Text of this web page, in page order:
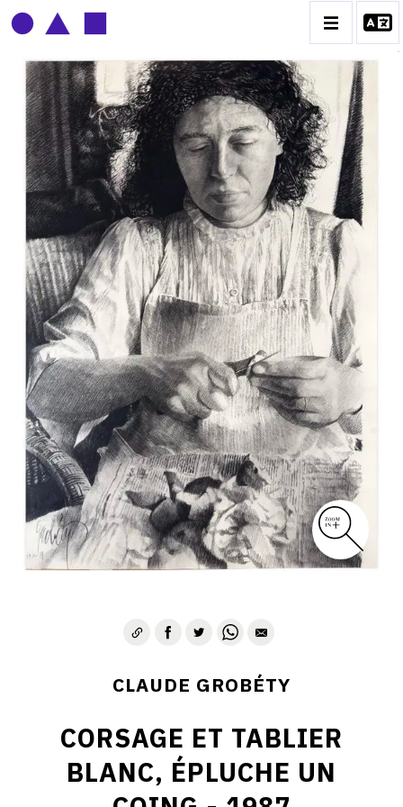
CLAUDE GROBÉTY
BIOGRAPHIE
CATALOGUE DES OEUVRES
CONTACT
CLAUDE GROBÉTY
CORSAGE ET TABLIER
BLANC, ÉPLUCHE UN